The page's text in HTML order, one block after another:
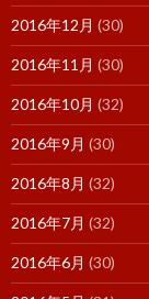
2016年12月 (30)
2016年11月 (30)
2016年10月 (32)
2016年9月 (30)
2016年8月 (32)
2016年7月 (32)
2016年6月 (30)